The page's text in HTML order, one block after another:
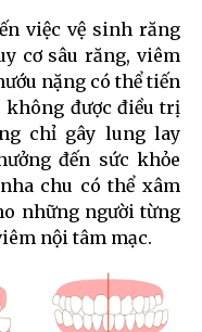
việc vệ sinh răng
cơ sâu răng, viêm
nặng có thể tiến
được điều trị
chỉ gây lung lay
đến sức khỏe
chu có thể xâm
những người từng
nội tâm mạc.